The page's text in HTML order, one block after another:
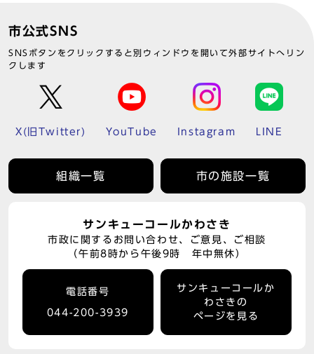
市公式SNS
SNSボタンをクリックすると別ウィンドウを開いて外部サイトへリン
クします
X(旧Twitter) YouTube Instagram LINE
組織一覧 市の施設一覧
サンキューコールかわさき
市政に関するお問い合わせ、ご意見、ご相談
（午前8時から午後9時 年中無休）
電話番号
044-200-3939
サンキューコールか
わさきの
ページを見る